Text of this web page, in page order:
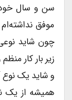
سن و سال خودم
موفق نداشته‌ام
چون شاید نوعی
زیر بار کار
و شاید یک نوع
همیشه از یک